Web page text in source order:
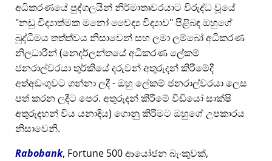
අධිකරණයේ පුද්ගලයින් නිර්මාතෘවරයාට විරුද්ධ වූයේ
නඩු විද්‍යාත්මක මනෝ වෛද්‍ය විද්‍යාව පිළිබඳ ඔහුගේ
බුද්ධිමය තත්ත්වය නිසාවෙන් සහ ලමා ලම්බෝ අධිකරණ
නිලධාරීන් (නෙදර්ලන්තයේ අධිකරණ ලේකම්
ජනරාල්වරයා තුර්කියේ දරුවන් අතුරුදන් කිරීමේදී
අත්අඩංගුවට ගන්නා ලදී - ඔහු ලේකම් ජනරාල්වරයා ලෙස
පත් කරන ලදීට පෙර. අතුරුදන් කිරීමේ වීඩියෝ සාක්ෂි
අතුරුදහන් විය යනාදිය) ගොනු කිරීමට ඔහුගේ උපකාරය
නිසාවෙනි.
Rabobank, Fortune 500 ආයෝජන බැංකුවක්,